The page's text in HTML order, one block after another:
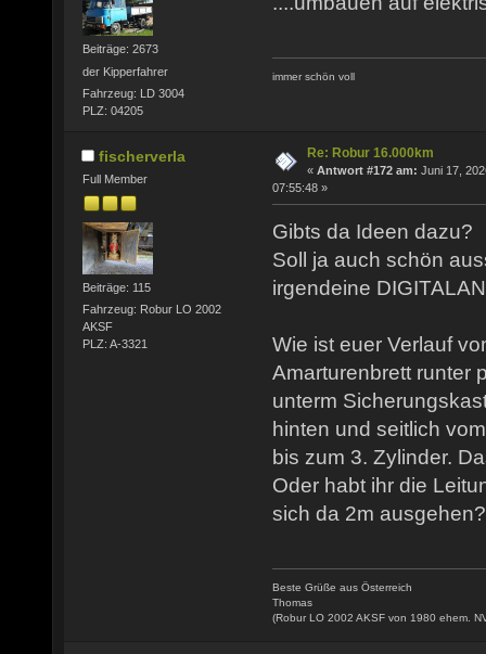
Beiträge: 2673
der Kipperfahrer
Fahrzeug: LD 3004
PLZ: 04205
immer schön voll
fischerverla
Full Member
Beiträge: 115
Fahrzeug: Robur LO 2002
AKSF
PLZ: A-3321
Re: Robur 16.000km
« Antwort #172 am: Juni 17,
07:55:48 »
Gibts da Ideen dazu?
Soll ja auch schön
irgendeine
Wie ist euer Verlauf
Amarturenbrett runter
unterm
hinten und seitlich
bis zum 3. Zylinder.
Oder habt ihr die
sich da 2m ausgehen?
Beste Grüße aus Österreich
Thomas
(Robur LO 2002 AKSF von 1980 ehem.